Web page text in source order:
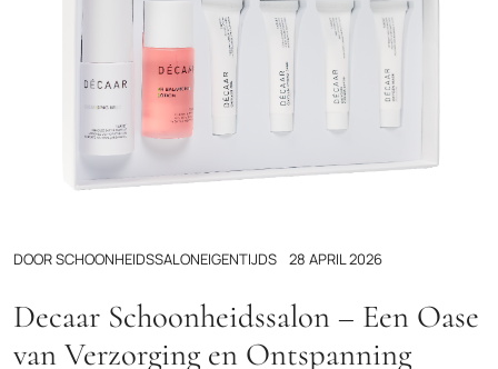
DOORSCHOONHEIDSSALONEIGENTIJDS 28 APRIL 2026
Decaar Schoonheidssalon – Een Oase
van Verzorging en Ontspanning